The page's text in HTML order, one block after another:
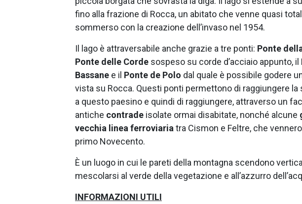
fino alla frazione di Rocca, un abitato che venne quasi
sommerso con la creazione dell’invaso nel 1954.
Il lago è attraversabile anche grazie a tre ponti: Ponte
Ponte delle Corde sospeso su corde d’acciaio appunto, il
Bassane e il Ponte de Polo dal quale è possibile godere
vista su Rocca. Questi ponti permettono di raggiungere la
a questo paesino e quindi di raggiungere, attraverso un
antiche contrade isolate ormai disabitate, nonché alcune
vecchia linea ferroviaria tra Cismon e Feltre, che
primo Novecento.
È un luogo in cui le pareti della montagna scendono
mescolarsi al verde della vegetazione e all’azzurro
INFORMAZIONI UTILI